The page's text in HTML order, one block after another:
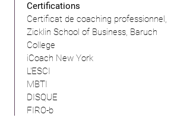
Certifications
Certificat de coaching professionnel,
Zicklin School of Business, Baruch
College
iCoach New York
L'ESCI
MBTI
DISQUE
FIRO-b